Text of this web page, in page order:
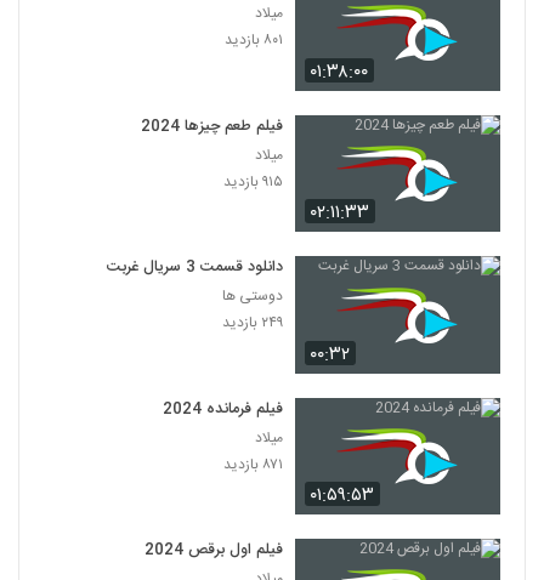
۰۱:۳۸:۰۰
میلاد
۸۰۱ بازدید
۰۲:۱۱:۳۳
فیلم طعم چیزها 2024
میلاد
۹۱۵ بازدید
۰۰:۳۲
دانلود قسمت 3 سریال غربت
دوستی ها
۲۴۹ بازدید
۰۱:۵۹:۵۳
فیلم فرمانده 2024
میلاد
۸۷۱ بازدید
فیلم اول برقص 2024